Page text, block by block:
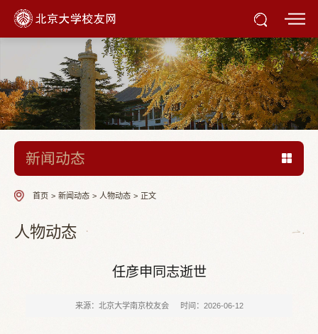
新闻动态
首页 > 新闻动态 > 人物动态 > 正文
人物动态
任彦申同志逝世
来源：北京大学南京校友会 时间：2026-06-12